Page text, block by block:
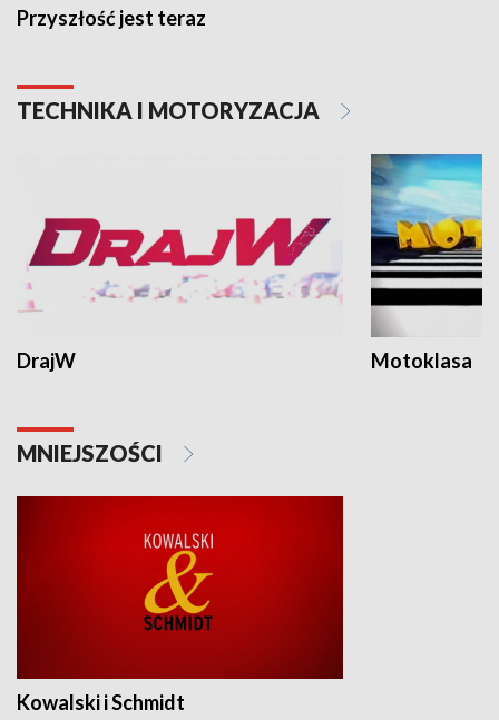
Przyszłość jest teraz
TECHNIKA I MOTORYZACJA
DrajW Motoklasa
MNIEJSZOŚCI
Kowalski i Schmidt